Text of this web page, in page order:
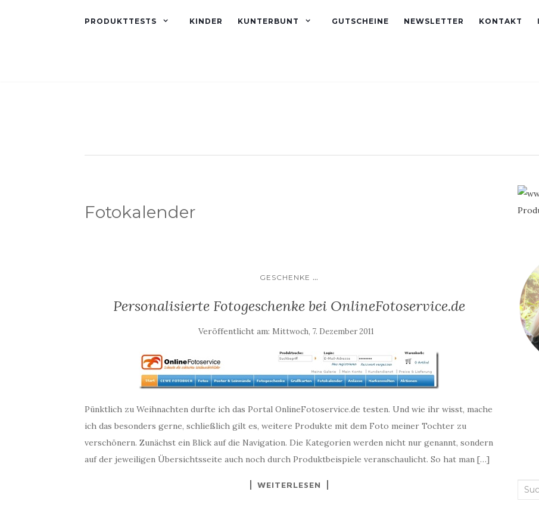
PRODUKTTESTS KINDER KUNTERBUNT GUTSCHEINE NEWSLETTER KONTAKT
Fotokalender
GESCHENKE ...
Personalisierte Fotogeschenke bei OnlineFotoservice.de
Veröffentlicht am: Mittwoch, 7. Dezember 2011
Pünktlich zu Weihnachten durfte ich das Portal OnlineFotoservice.de testen. Und wie ihr wisst, mache
ich das besonders gerne, schließlich gilt es, weitere Produkte mit dem Foto meiner Tochter zu
verschönern. Zunächst ein Blick auf die Navigation. Die Kategorien werden nicht nur genannt, sondern
auf der jeweiligen Übersichtsseite auch noch durch Produktbeispiele veranschaulicht. So hat man […]
WEITERLESEN